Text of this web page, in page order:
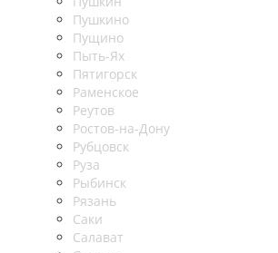
Пушкино
Пущино
Пыть-Ях
Пятигорск
Раменское
Реутов
Ростов-на-Дону
Рубцовск
Руза
Рыбинск
Рязань
Саки
Салават